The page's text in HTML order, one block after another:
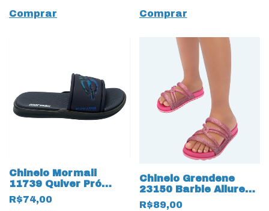
Comprar
Comprar
Chinelo Mormaii
11739 Quiver Pró
Slide Gáspea Infantil
13745 Marinho
R$74,00
Chinelo Grendene
23150 Barbie Allure
17447 Rosa
R$89,00